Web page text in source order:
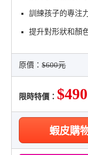
訓練孩子的專注
提升對形狀和顏
原價：$600元
限時特價： $490
蝦皮購